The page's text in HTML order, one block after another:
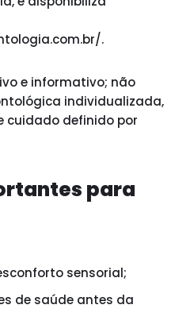
.
e informativo; não
individualizada,
cuidado definido por
para
sensorial;
de saúde antes da